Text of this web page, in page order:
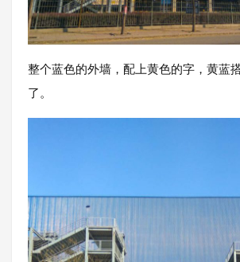
整个蓝色的外墙，配上黄色的字，黄蓝
了。